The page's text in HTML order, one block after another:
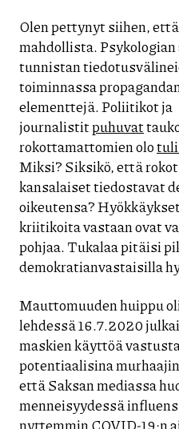
Olen pettynyt siihen,
mahdollista.
tunnistan
toiminnassa
elementtejä. Poliitikot ja
journalistitpuhuvat
rokottamattomien olo
Miksi? Siksikö, että
kansalaiset tiedostavat
oikeutensa?
kriitikoita vastaan ovat
pohjaa. Tukalaa pitäisi
demokratianvastaisilla
Mauttomuuden huippu
lehdessä 16.7.2020
maskien käyttöä
potentiaalisina
että Saksan mediassa
menneisyydessä
nyttemmin COVID-19:n